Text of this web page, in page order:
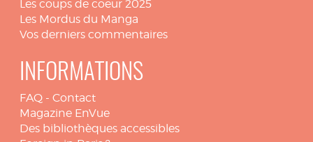
Les coups de coeur 2025
Les Mordus du Manga
Vos derniers commentaires
INFORMATIONS
FAQ - Contact
Magazine EnVue
Des bibliothèques accessibles